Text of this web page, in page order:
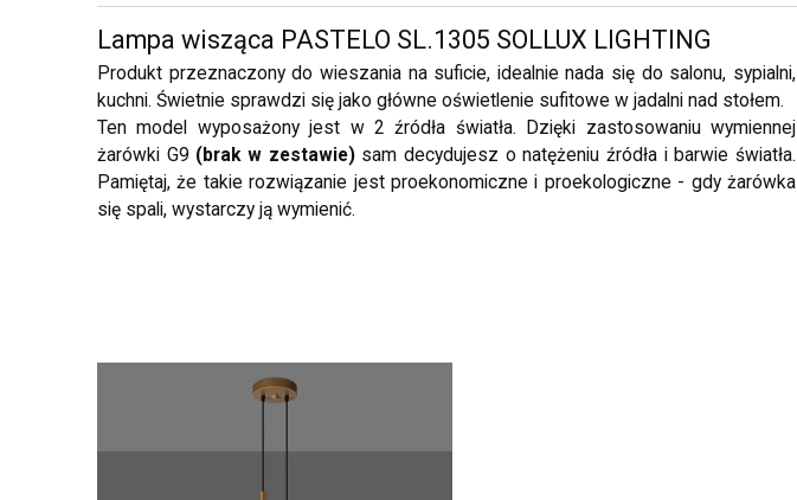
Lampa wisząca PASTELO SL.1305 SOLLUX LIGHTING
Produkt przeznaczony do wieszania na suficie, idealnie nada się do salonu, sypialni,
kuchni. Świetnie sprawdzi się jako główne oświetlenie sufitowe w jadalni nad stołem.
Ten model wyposażony jest w 2 źródła światła. Dzięki zastosowaniu wymiennej
żarówki G9 (brak w zestawie)sam decydujesz o natężeniu źródła i barwie światła.
Pamiętaj, że takie rozwiązanie jest proekonomiczne i proekologiczne - gdy żarówka
się spali, wystarczy ją wymienić.